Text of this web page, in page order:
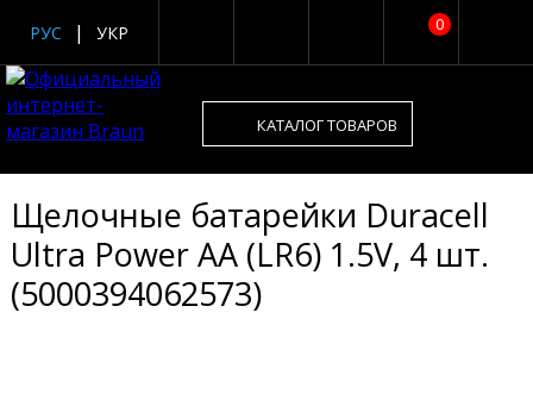
0
РУС УКР
КАТАЛОГ ТОВАРОВ
Щелочные батарейки Duracell
Ultra Power AA (LR6) 1.5V, 4 шт.
(5000394062573)